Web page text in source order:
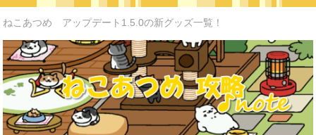
ねこあつめ アップデート1.5.0の新グッズ一覧！